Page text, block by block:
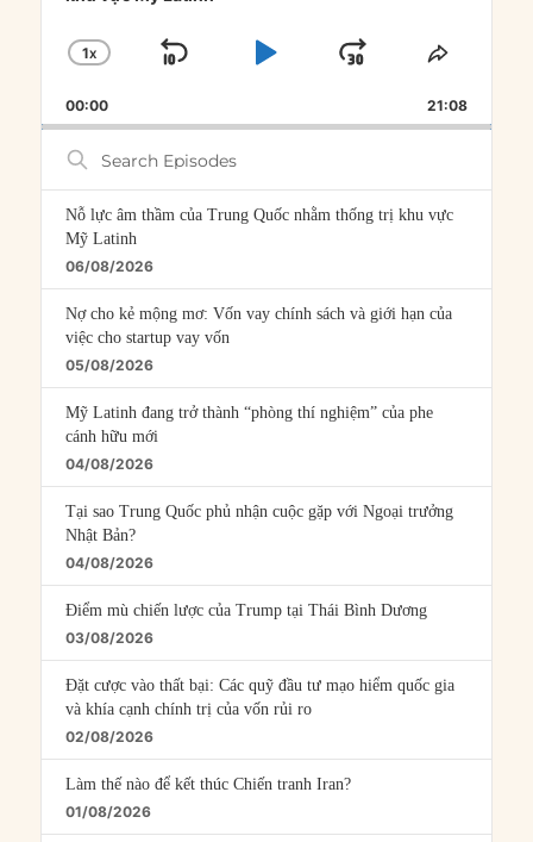
CHANGE
RATE
1X
SKIP
PLAYJUMP
FORWARD
SHARE
00:00 21:08
Search
Episodes
Nỗ lực âm thầm của Trung Quốc nhằm thống trị khu vực
Mỹ Latinh
06/08/2026
Nợ cho kẻ mộng mơ: Vốn vay chính sách và giới hạn của
việc cho startup vay vốn
05/08/2026
Mỹ Latinh đang trở thành “phòng thí nghiệm” của phe
cánh hữu mới
04/08/2026
Tại sao Trung Quốc phủ nhận cuộc gặp với Ngoại trưởng
Nhật Bản?
04/08/2026
Điểm mù chiến lược của Trump tại Thái Bình Dương
03/08/2026
Đặt cược vào thất bại: Các quỹ đầu tư mạo hiểm quốc gia
và khía cạnh chính trị của vốn rủi ro
02/08/2026
Làm thế nào để kết thúc Chiến tranh Iran?
01/08/2026